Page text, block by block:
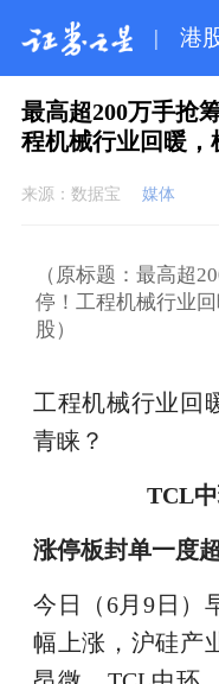
| 港
最高超200万手抢
程机械行业回暖，
来源： 数据宝 媒体
（原标题：最高超
停！工程机械行业
股）
工程机械行业回
青睐？
TCL
涨停板封单一度
今日（6月9日）
幅上涨，沪硅产